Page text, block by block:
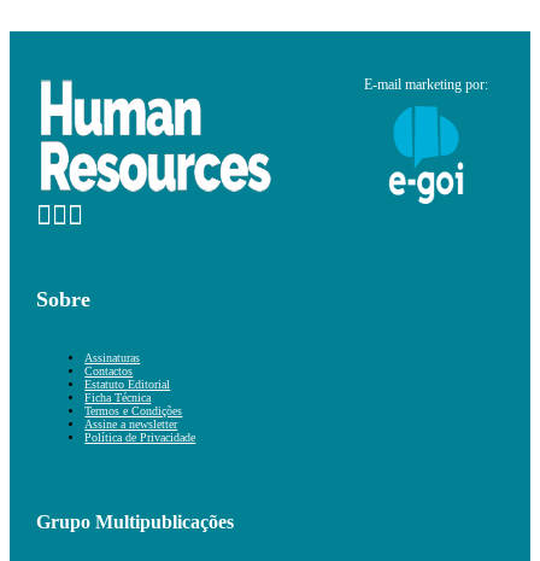
E-mail marketing por:
Sobre
Assinaturas
Contactos
Estatuto Editorial
Ficha Técnica
Termos e Condições
Assine a newsletter
Política de Privacidade
Grupo Multipublicações